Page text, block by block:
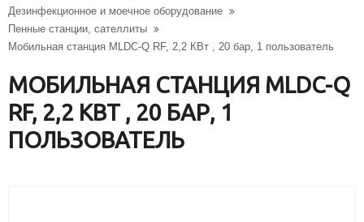
Дезинфекционное и моечное оборудование
Пенные станции, сателлиты
Мобильная станция MLDC-Q RF, 2,2 КВт , 20 бар, 1 пользователь
МОБИЛЬНАЯ СТАНЦИЯ MLDC-Q
RF, 2,2 КВТ , 20 БАР, 1
ПОЛЬЗОВАТЕЛЬ